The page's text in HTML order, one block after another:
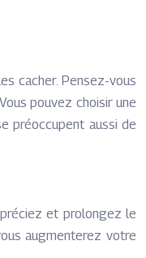
cacher. Pensez-vous
pouvez choisir une
préoccupent aussi de
et prolongez le
augmenterez votre